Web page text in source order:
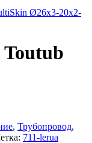
Ø26x3-20x2-
Toutub
, Трубопровод,
711-lerua